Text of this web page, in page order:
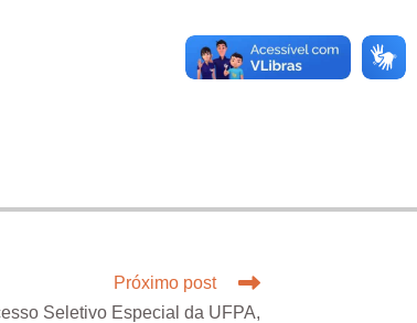
Próximo post
Seletivo Especial da UFPA,